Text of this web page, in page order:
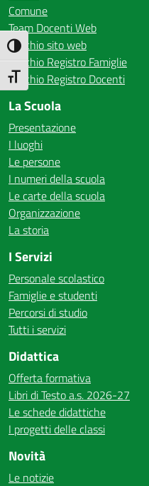
Attiva/disattiva alto contrasto
Attiva/disattiva dimensione testo
Comune
Team Docenti Web
Vecchio sito web
Vecchio Registro Famiglie
Vecchio Registro Docenti
La Scuola
Presentazione
I luoghi
Le persone
I numeri della scuola
Le carte della scuola
Organizzazione
La storia
I Servizi
Personale scolastico
Famiglie e studenti
Percorsi di studio
Tutti i servizi
Didattica
Offerta formativa
Libri di Testo a.s. 2026-27
Le schede didattiche
I progetti delle classi
Novità
Le notizie